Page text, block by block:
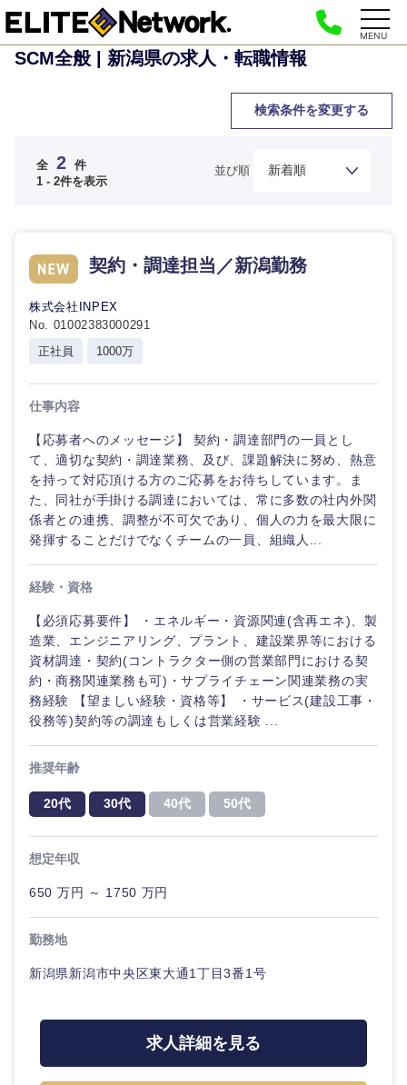
MENU
SCM全般 | 新潟県の求人・転職情報
検索条件を変更する
経営企
企画
経営ボー
SCM
人事
営業
サービス
クリエイ
ティブ
コンサル
タント
専門職
（IT）、
Webサー
ビス・制
作、ゲー
新規事業企画・立上げ
M&A・事業投資
その他企画業務
経営企画・事業企画
経営ボード
SCM
人事
マーケティング
営業
サービス
クリエイティブ
コンサルタント
専門職
技術職（IT）、Webサービス・制作、ゲーム
技術職（モノづくり）
金融専門職
商社・卸
エネルギー・資源・環境
自動車・機械・船舶
電気・電子・半導体
素材・化学・金属
食品・化粧品・アパレル・消費財
金融
建設・不動産
倉庫・運輸・物流
広告・宣伝・印刷
北海道・東北地方
北海道
福島県
関東地方
茨城県 栃木県
群馬県 埼玉県
千葉県 東京都
神奈川県
フリーワード
上場企業
スタートアップ企
業
外資系企業 英語を活かす
上
完全週休2日制
全 2 件
1 - 2件を表示
並び順
契約・調達担当／新潟勤務
株式会社INPEX
No. 01002383000291
正社員
1000万
仕事内容
【応募者へのメッセージ】 契約・調達部門の一員とし
て、適切な契約・調達業務、及び、課題解決に努め、熱意
を持って対応頂ける方のご応募をお待ちしています。ま
た、同社が手掛ける調達においては、常に多数の社内外関
係者との連携、調整が不可欠であり、個人の力を最大限に
発揮することだけでなくチームの一員、組織人...
経験・資格
【必須応募要件】 ・エネルギー・資源関連(含再エネ)、製
造業、エンジニアリング、プラント、建設業界等における
資材調達・契約(コントラクター側の営業部門における契
約・商務関連業務も可)・サプライチェーン関連業務の実
務経験 【望ましい経験・資格等】 ・サービス(建設工事・
役務等)契約等の調達もしくは営業経験 ...
推奨年齢
20代 30代 40代 50代
想定年収
650 万円 ～ 1750 万円
勤務地
新潟県新潟市中央区東大通1丁目3番1号
求人詳細を見る